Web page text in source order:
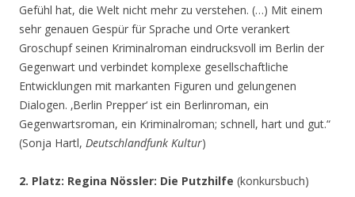
Gefühl hat, die Welt nicht mehr zu verstehen. (…) Mit einem
sehr genauen Gespür für Sprache und Orte verankert
Groschupf seinen Kriminalroman eindrucksvoll im Berlin der
Gegenwart und verbindet komplexe gesellschaftliche
Entwicklungen mit markanten Figuren und gelungenen
Dialogen. ‚Berlin Prepper‘ ist ein Berlinroman, ein
Gegenwartsroman, ein Kriminalroman; schnell, hart und gut.“
(Sonja Hartl, Deutschlandfunk Kultur)
2. Platz: Regina Nössler: Die Putzhilfe (konkursbuch)